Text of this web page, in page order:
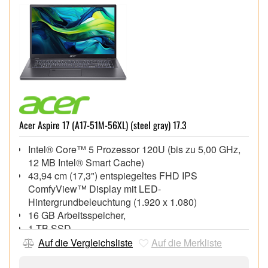
Acer Aspire 17 (A17-51M-56XL) (steel gray) 17.3
Intel® Core™ 5 Prozessor 120U (bis zu 5,00 GHz,
12 MB Intel® Smart Cache)
43,94 cm (17,3") entspiegeltes FHD IPS
ComfyView™ Display mit LED-
Hintergrundbeleuchtung (1.920 x 1.080)
16 GB Arbeitsspeicher,
1 TB SSD,
Intel® Graphics,
Auf die Vergleichsliste Auf die Merkliste